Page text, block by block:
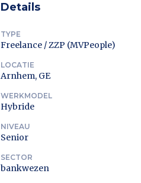
Details
TYPE
Freelance / ZZP (MVPeople)
LOCATIE
Arnhem, GE
WERKMODEL
Hybride
NIVEAU
Senior
SECTOR
bankwezen